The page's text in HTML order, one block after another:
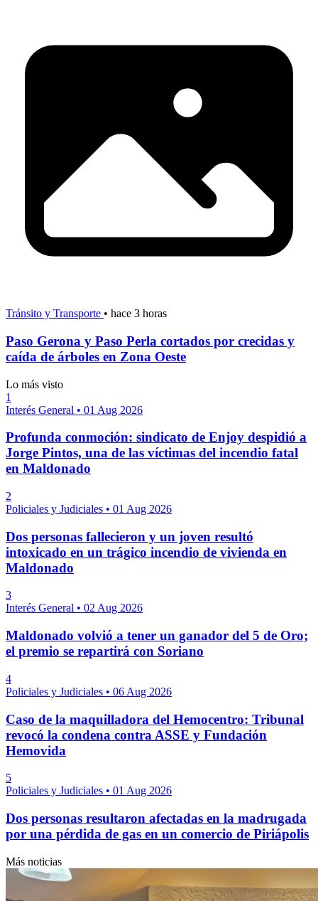
Tránsito y Transporte • hace 3 horas
Paso Gerona y Paso Perla cortados por crecidas y
caída de árboles en Zona Oeste
Lo más visto
1
Interés General • 01 Aug 2026
Profunda conmoción: sindicato de Enjoy despidió a
Jorge Pintos, una de las víctimas del incendio fatal
en Maldonado
2
Policiales y Judiciales • 01 Aug 2026
Dos personas fallecieron y un joven resultó
intoxicado en un trágico incendio de vivienda en
Maldonado
3
Interés General • 02 Aug 2026
Maldonado volvió a tener un ganador del 5 de Oro;
el premio se repartirá con Soriano
4
Policiales y Judiciales • 06 Aug 2026
Caso de la maquilladora del Hemocentro: Tribunal
revocó la condena contra ASSE y Fundación
Hemovida
5
Policiales y Judiciales • 01 Aug 2026
Dos personas resultaron afectadas en la madrugada
por una pérdida de gas en un comercio de Piriápolis
Más noticias